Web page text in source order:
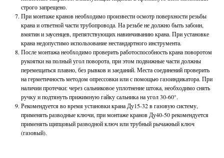
строго запрещено.
При монтаже кранов необходимо произвести осмотр поверхности резьбы
крана и ответной части трубопровода. На резьбе не должно быть забоин,
вмятин и заусенцев, препятствующих навинчиванию крана. При установке
крана недопустимо использование нестандартного инструмента.
После монтажа необходимо проверить работоспособность крана поворотом
рукоятки на полный угол поворота, при этом подвижные части должны
перемещаться плавно, без рывков и заеданий. Места соединений проверить
на герметичность методом опрессовки или с помощью газоиндикатора. При
наличии протечки: через сальниковое уплотнение штока, необходимо снять
ручку и подтянуть прижимную гайку сальника на угол 30-60°.
Рекомендуется во время установки крана Ду15-32 в газовую систему,
применять разводные ключи, при монтаже кранов Ду40-50 рекомендуется
применять щипцовый разводной ключ или трубный рычажный ключ
(газовый).